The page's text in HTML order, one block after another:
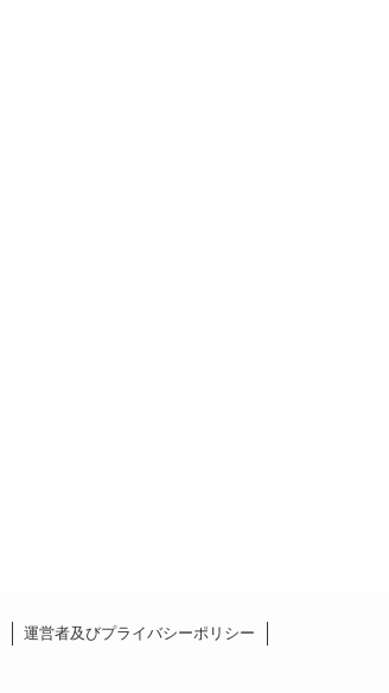
運営者及びプライバシーポリシー